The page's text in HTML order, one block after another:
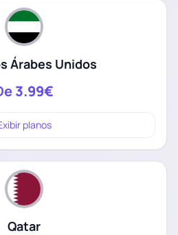
Árabes Unidos
3.99€
planos
Qatar